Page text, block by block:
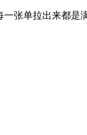
一张单拉出来都是